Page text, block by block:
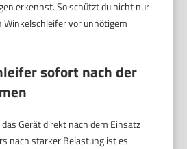
erkennst. So schützt du nicht nur
Winkelschleifer vor unnötigem
sofort nach der
Gerät direkt nach dem Einsatz
nach starker Belastung ist es